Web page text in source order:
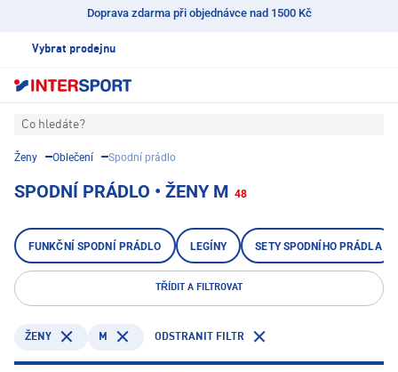
Doprava zdarma při objednávce nad 1500 Kč
Vybrat prodejnu
Co hledáte?
Ženy Oblečení Spodní prádlo
SPODNÍ PRÁDLO • ŽENY M 48
FUNKČNÍ SPODNÍ PRÁDLO LEGÍNY SETY SPODNÍHO PRÁDLA
TŘÍDIT A FILTROVAT
ŽENY M ODSTRANIT FILTR